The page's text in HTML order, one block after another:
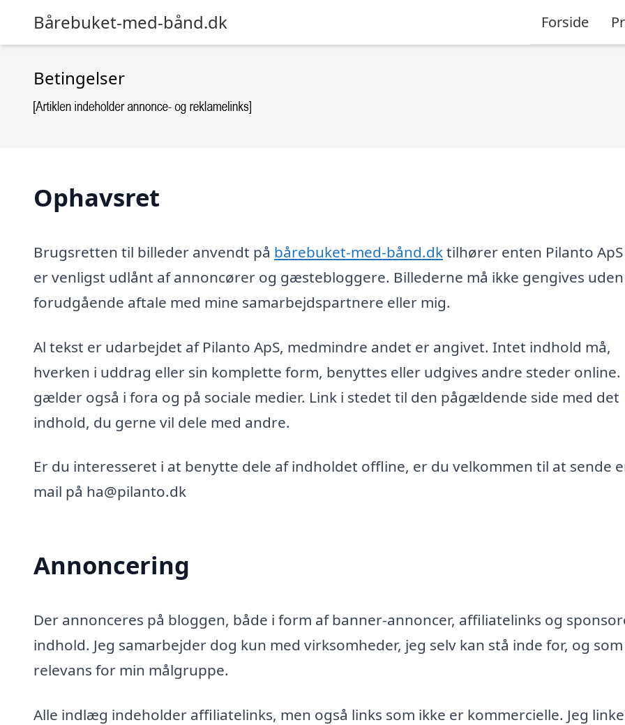
Bårebuket-med-bånd.dk Forside
Betingelser
Ophavsret
Brugsretten til billeder anvendt på bårebuket-med-bånd.dktilhører enten Pilanto
er venligst udlånt af annoncører og gæstebloggere. Billederne må ikke gengives uden
forudgående aftale med mine samarbejdspartnere eller mig.
Al tekst er udarbejdet af Pilanto ApS, medmindre andet er angivet. Intet indhold må,
hverken i uddrag eller sin komplette form, benyttes eller udgives andre steder
gælder også i fora og på sociale medier. Link i stedet til den pågældende side med det
indhold, du gerne vil dele med andre.
Er du interesseret i at benytte dele af indholdet offline, er du velkommen til at sende
mail på ha@pilanto.dk
Annoncering
Der annonceres på bloggen, både i form af banner-annoncer, affiliatelinks og
indhold. Jeg samarbejder dog kun med virksomheder, jeg selv kan stå inde for, og
relevans for min målgruppe.
Alle indlæg indeholder affiliatelinks, men også links som ikke er kommercielle. Jeg